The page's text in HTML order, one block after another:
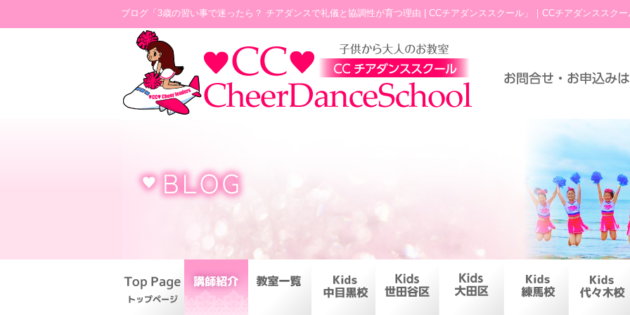
ブログ「3歳の習い事で迷ったら？ チアダンスで礼儀と協調性が育つ理由 | CCチアダンススクール」｜CCチアダンススクー